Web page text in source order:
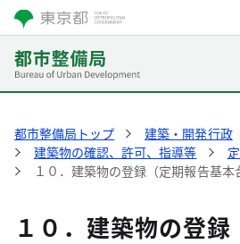
都市整備局トップ
建築・開発行政
建築物の確認、許可、指導等
１０．建築物の登録（定期報告基本
１０．建築物の登